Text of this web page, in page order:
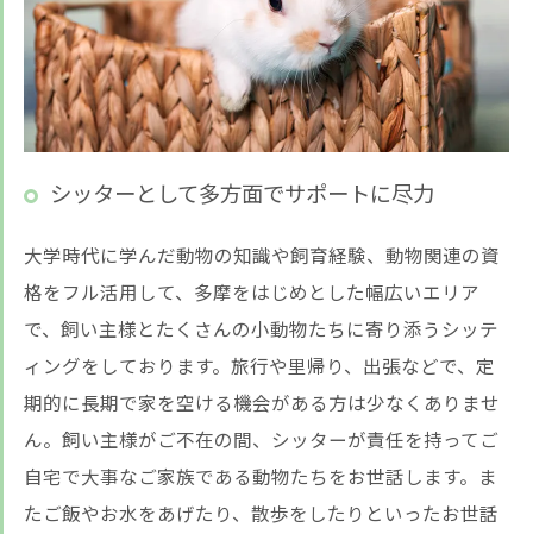
シッターとして多方面でサポートに尽力
大学時代に学んだ動物の知識や飼育経験、動物関連の資
格をフル活用して、多摩をはじめとした幅広いエリア
で、飼い主様とたくさんの小動物たちに寄り添うシッテ
ィングをしております。旅行や里帰り、出張などで、定
期的に長期で家を空ける機会がある方は少なくありませ
ん。飼い主様がご不在の間、シッターが責任を持ってご
自宅で大事なご家族である動物たちをお世話します。ま
たご飯やお水をあげたり、散歩をしたりといったお世話